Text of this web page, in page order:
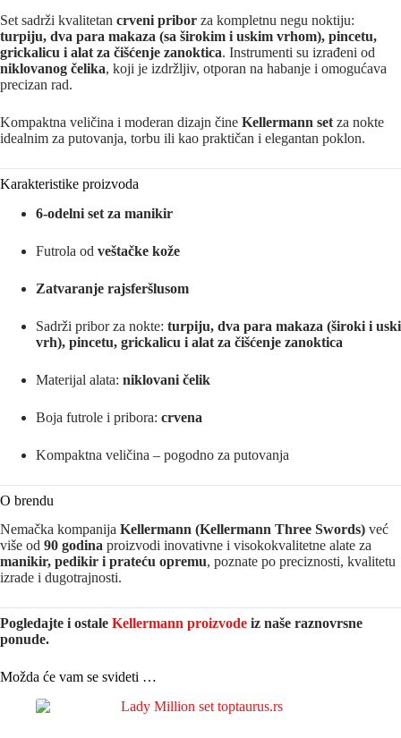
Set sadrži kvalitetan crveni pribor za kompletnu negu noktiju:
turpiju, dva para makaza (sa širokim i uskim vrhom), pincetu,
grickalicu i alat za čišćenje zanoktica. Instrumenti su izrađeni od
niklovanog čelika, koji je izdržljiv, otporan na habanje i omogućava
precizan rad.
Kompaktna veličina i moderan dizajn čine Kellermann set za nokte
idealnim za putovanja, torbu ili kao praktičan i elegantan poklon.
Karakteristike proizvoda
6-odelni set za manikir
Futrola od veštačke kože
Zatvaranje rajsferšlusom
Sadrži pribor za nokte: turpiju, dva para makaza (široki i uski
vrh), pincetu, grickalicu i alat za čišćenje zanoktica
Materijal alata: niklovani čelik
Boja futrole i pribora: crvena
Kompaktna veličina – pogodno za putovanja
O brendu
Nemačka kompanija Kellermann (Kellermann Three Swords) već
više od 90 godina proizvodi inovativne i visokokvalitetne alate za
manikir, pedikir i prateću opremu, poznate po preciznosti, kvalitetu
izrade i dugotrajnosti.
Pogledajte i ostale Kellermann proizvode iz naše raznovrsne
ponude.
Možda će vam se svideti …